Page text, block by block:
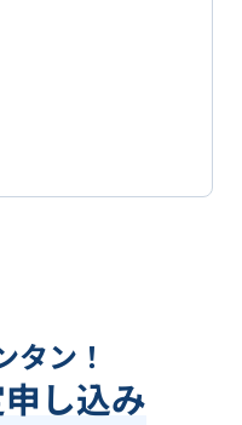
タン！
申し込み